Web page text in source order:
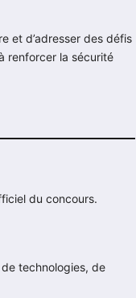
et d’adresser des défis
renforcer la sécurité
du concours.
technologies, de